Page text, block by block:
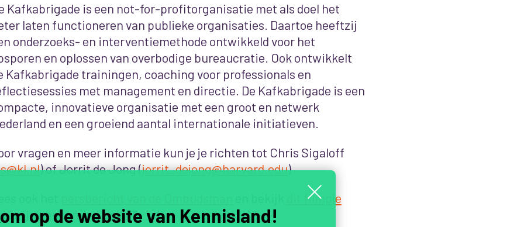
Kafkabrigade is een not-for-profitorganisatie met als doel het
laten functioneren van publieke organisaties. Daartoe heeftzij
onderzoeks- en interventiemethode ontwikkeld voor het
en oplossen van overbodige bureaucratie. Ook ontwikkelt
Kafkabrigade trainingen, coaching voor professionals en
met management en directie. De Kafkabrigade is een
innovatieve organisatie met een groot en netwerk
en een groeiend aantal internationale initiatieven.
vragen en meer informatie kun je je richten tot Chris Sigaloff
) of Jorrit de Jong (jorrit_dejong@harvard.edu)
dit filmpje
zijn benoeming op AT5.
op de website van Kennisland!